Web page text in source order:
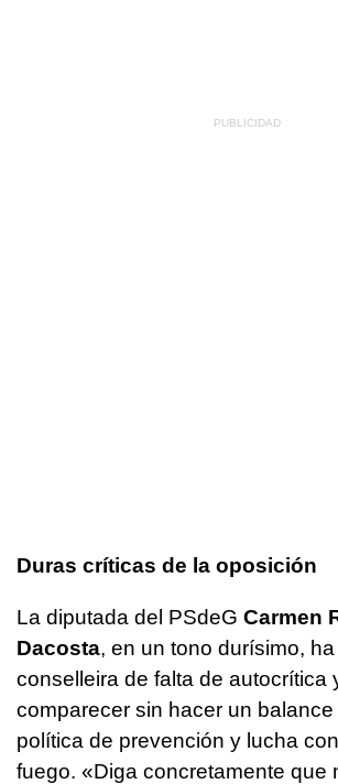
Duras críticas de la oposición
La diputada del PSdeG Carmen
Dacosta, en un tono durísimo,
conselleira de falta de autocrítica
comparecer sin hacer un
política de prevención y lucha
fuego. «Diga concretamente que